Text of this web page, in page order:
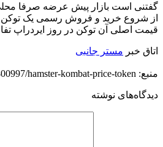
گفتنی است بازار پیش عرضه صرفا
از شروع خرید و فروش رسمی یک
قیمت اصلی آن توکن در روز ایردراپ
اتاق خبر مستر جانبی
منبع: https://techfars.com/300997/hamster-kombat-price-token/
دیدگاه‌های نوشته